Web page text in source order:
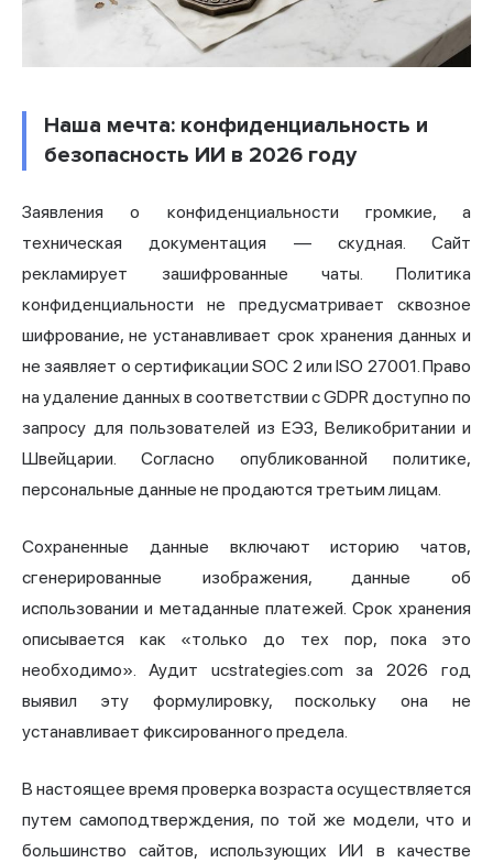
Наша мечта: конфиденциальность и
безопасность ИИ в 2026 году
Заявления о конфиденциальности громкие, а
техническая документация — скудная. Сайт
рекламирует зашифрованные чаты. Политика
конфиденциальности не предусматривает сквозное
шифрование, не устанавливает срок хранения данных и
не заявляет о сертификации SOC 2 или ISO 27001. Право
на удаление данных в соответствии с GDPR доступно по
запросу для пользователей из ЕЭЗ, Великобритании и
Швейцарии. Согласно опубликованной политике,
персональные данные не продаются третьим лицам.
Сохраненные данные включают историю чатов,
сгенерированные изображения, данные об
использовании и метаданные платежей. Срок хранения
описывается как «только до тех пор, пока это
необходимо». Аудит ucstrategies.com за 2026 год
выявил эту формулировку, поскольку она не
устанавливает фиксированного предела.
В настоящее время проверка возраста осуществляется
путем самоподтверждения, по той же модели, что и
большинство сайтов, использующих ИИ в качестве